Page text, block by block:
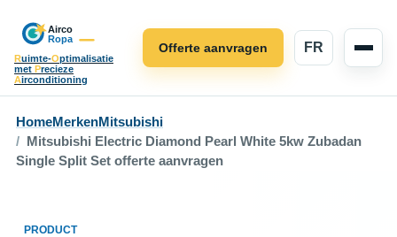
Ruimte-Optimalisatie
met Precieze
Airconditioning
FR
Offerte aanvragen
HomeMerkenMitsubishi
Mitsubishi Electric Diamond Pearl White 5kw Zubadan
Single Split Set offerte aanvragen
PRODUCT